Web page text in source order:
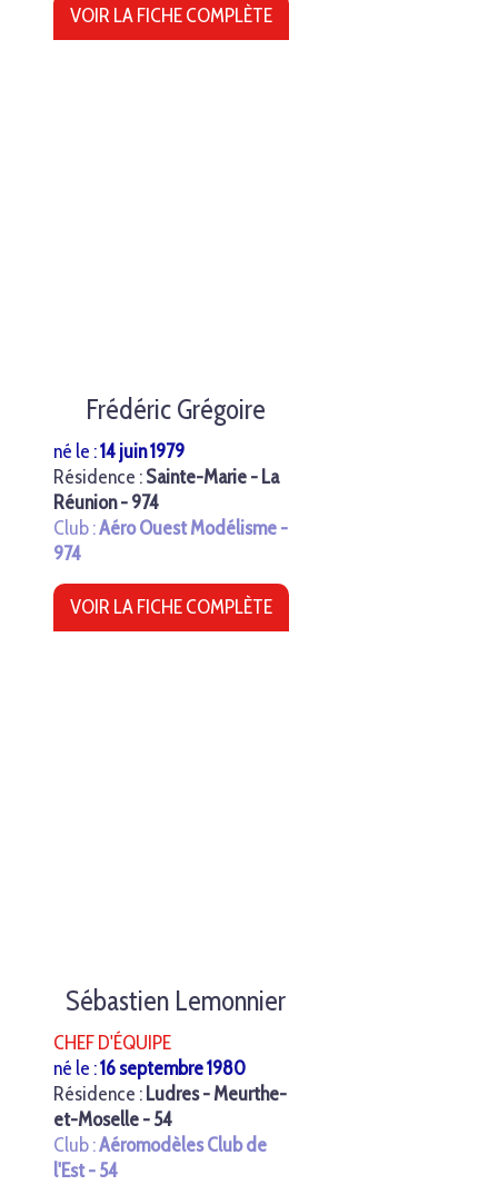
VOIR LA FICHE COMPLÈTE
Frédéric Grégoire
né le :14 juin 1979
Résidence :Sainte-Marie - La
Réunion - 974
Club :Aéro Ouest Modélisme -
974
VOIR LA FICHE COMPLÈTE
Sébastien Lemonnier
CHEF D'ÉQUIPE
né le :16 septembre 1980
Résidence :Ludres - Meurthe-
et-Moselle - 54
Club :Aéromodèles Club de
l'Est - 54